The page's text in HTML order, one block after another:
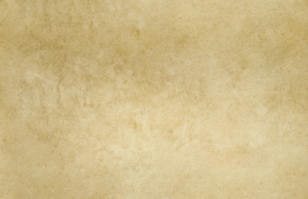
Fantascienza
Fantasy
Games
Recensioni
Libri e fumetti